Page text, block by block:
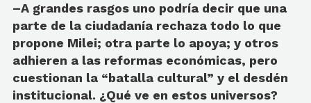
–A grandes rasgos uno podría decir que una
parte de la ciudadanía rechaza todo lo que
propone Milei; otra parte lo apoya; y otros
adhieren a las reformas económicas, pero
cuestionan la “batalla cultural” y el desdén
institucional. ¿Qué ve en estos universos?